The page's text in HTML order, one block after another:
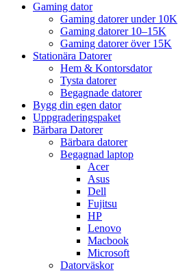
Gaming dator
Gaming datorer under 10K
Gaming datorer 10–15K
Gaming datorer över 15K
Stationära Datorer
Hem & Kontorsdator
Tysta datorer
Begagnade datorer
Bygg din egen dator
Uppgraderingspaket
Bärbara Datorer
Bärbara datorer
Begagnad laptop
Acer
Asus
Dell
Fujitsu
HP
Lenovo
Macbook
Microsoft
Datorväskor